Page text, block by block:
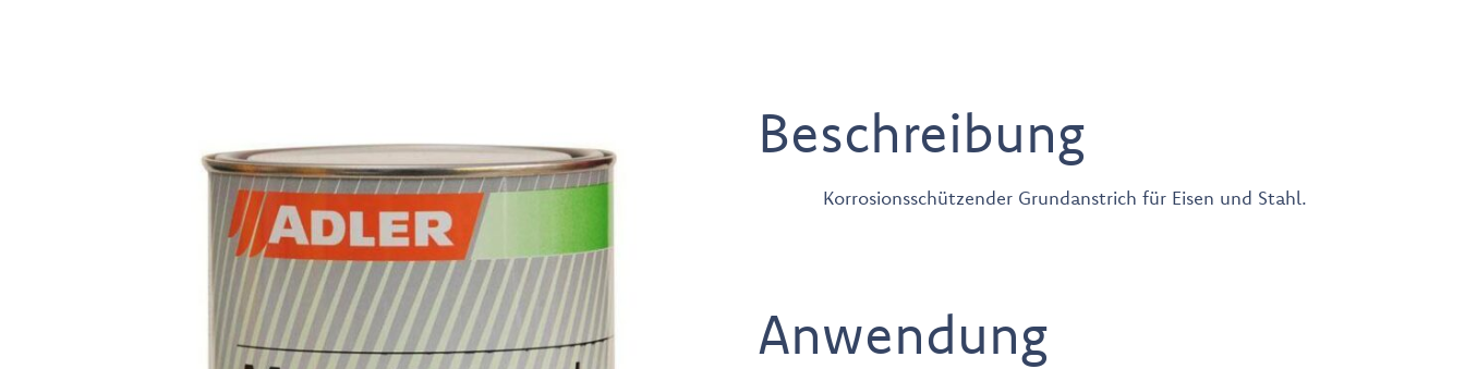
Beschreibung
Korrosionsschützender Grundanstrich für Eisen und Stahl.
Anwendung